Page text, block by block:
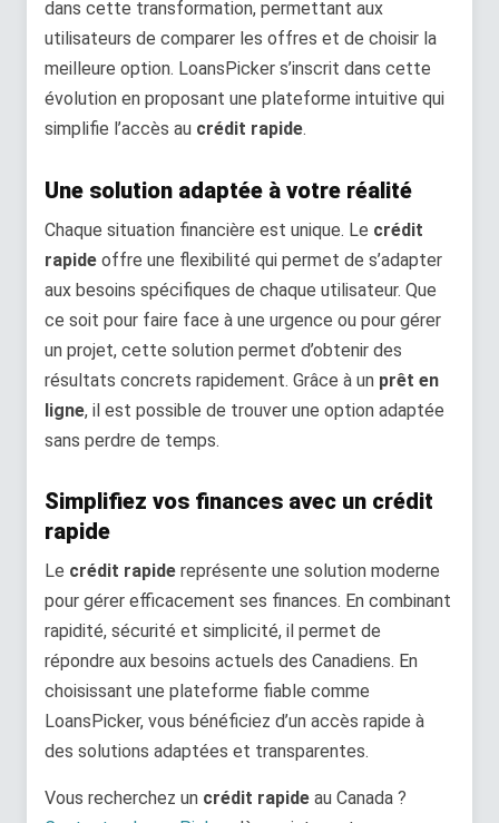
dans cette transformation, permettant aux
utilisateurs de comparer les offres et de choisir la
meilleure option. LoansPicker s’inscrit dans cette
évolution en proposant une plateforme intuitive qui
simplifie l’accès au crédit rapide.
Une solution adaptée à votre réalité
Chaque situation financière est unique. Le crédit
rapide offre une flexibilité qui permet de s’adapter
aux besoins spécifiques de chaque utilisateur. Que
ce soit pour faire face à une urgence ou pour gérer
un projet, cette solution permet d’obtenir des
résultats concrets rapidement. Grâce à un prêt en
ligne, il est possible de trouver une option adaptée
sans perdre de temps.
Simplifiez vos finances avec un crédit
rapide
Le crédit rapide représente une solution moderne
pour gérer efficacement ses finances. En combinant
rapidité, sécurité et simplicité, il permet de
répondre aux besoins actuels des Canadiens. En
choisissant une plateforme fiable comme
LoansPicker, vous bénéficiez d’un accès rapide à
des solutions adaptées et transparentes.
Vous recherchez un crédit rapide au Canada ?